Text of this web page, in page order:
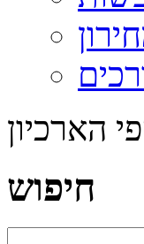
הארכיון
חיפוש